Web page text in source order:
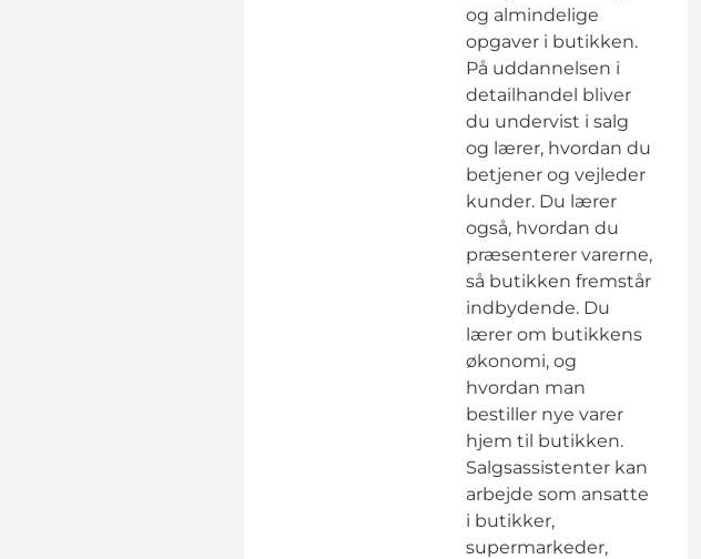
og almindelige
opgaver i butikken.
På uddannelsen i
detailhandel bliver
du undervist i salg
og lærer, hvordan du
betjener og vejleder
kunder. Du lærer
også, hvordan du
præsenterer varerne,
så butikken fremstår
indbydende. Du
lærer om butikkens
økonomi, og
hvordan man
bestiller nye varer
hjem til butikken.
Salgsassistenter kan
arbejde som ansatte
i butikker,
supermarkeder,